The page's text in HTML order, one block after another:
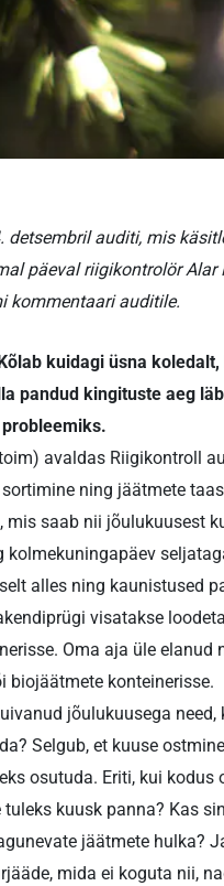
detsembril auditi, mis
päeval riigikontrolör
kommentaari auditile.
kuidagi üsna
pandud kingituste aeg
avaldas Riigikontroll
ning jäätmete
mis saab nii jõulukuusest
kolmekuningapäev
alles ning kaunistused
visatakse
Oma aja üle
biojäätmete konteinerisse.
jõulukuusega
Selgub, et kuuse
osutuda. Eriti, kui kodus
kuusk panna? Kas
jäätmete hulka?
mida ei koguta nii,